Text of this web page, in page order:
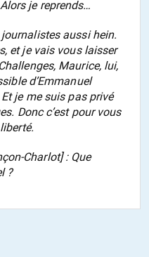
je reprends…
aussi hein.
, et je vais vous laisser
Challenges, Maurice, lui,
d’Emmanuel
je me suis pas privé
Donc c’est pour vous
Charlot] : Que
?